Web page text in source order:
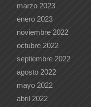
marzo 2023
enero 2023
noviembre 2022
octubre 2022
septiembre 2022
agosto 2022
mayo 2022
abril 2022